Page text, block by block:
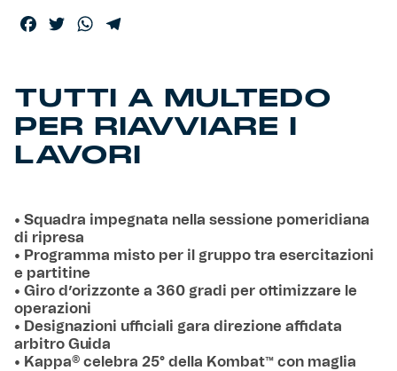
Facebook
TwitterWhatsApp
TUTTI A MULTEDO
PER RIAVVIARE I
LAVORI
• Squadra impegnata nella sessione pomeridiana
di ripresa
• Programma misto per il gruppo tra esercitazioni
e partitine
• Giro d’orizzonte a 360 gradi per ottimizzare le
operazioni
• Designazioni ufficiali gara direzione affidata
arbitro Guida
• Kappa® celebra 25° della Kombat™ con maglia